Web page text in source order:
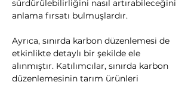
sürdürülebilirliğini nasıl artırabileceğini
anlama fırsatı bulmuşlardır.
Ayrıca, sınırda karbon düzenlemesi de
etkinlikte detaylı bir şekilde ele
alınmıştır. Katılımcılar, sınırda karbon
düzenlemesinin tarım ürünleri